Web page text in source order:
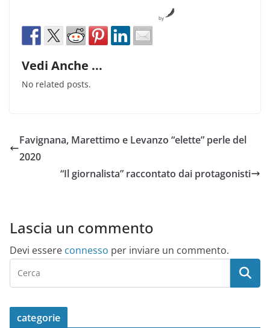
by
Vedi Anche ...
No related posts.
Favignana, Marettimo e Levanzo “elette” perle del
2020
“Il giornalista” raccontato dai protagonisti
Lascia un commento
Devi essere connesso per inviare un commento.
categorie